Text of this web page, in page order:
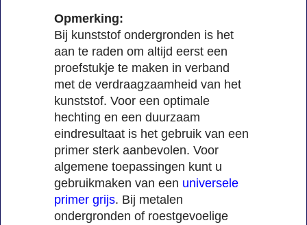
Opmerking:
Bij kunststof ondergronden is het
aan te raden om altijd eerst een
proefstukje te maken in verband
met de verdraagzaamheid van het
kunststof. Voor een optimale
hechting en een duurzaam
eindresultaat is het gebruik van een
primer sterk aanbevolen. Voor
algemene toepassingen kunt u
gebruikmaken van een universele
primer grijs. Bij metalen
ondergronden of roestgevoelige